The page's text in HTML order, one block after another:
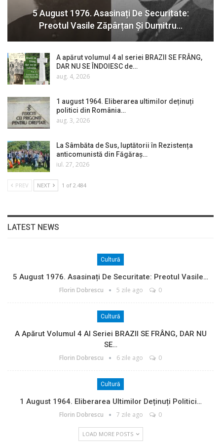
5 August 1976. Asasinați De Securitate:
Preotul Vasile Zăpârțan Și Dumitru…
A apărut volumul 4 al seriei BRAZII SE FRÂNG,
DAR NU SE ÎNDOIESC de…
aug. 4, 2026
1 august 1964. Eliberarea ultimilor deținuți
politici din România…
aug. 3, 2026
La Sâmbăta de Sus, luptătorii în Rezistența
anticomunistă din Făgăraș…
iul. 27, 2026
PREV NEXT 1 of 2.484
LATEST NEWS
Cultură
5 August 1976. Asasinați De Securitate: Preotul Vasile…
Florin Dobrescu 5 zile ago 0
Cultură
A Apărut Volumul 4 Al Seriei BRAZII SE FRÂNG, DAR NU
SE…
Florin Dobrescu 6 zile ago 0
Cultură
1 August 1964. Eliberarea Ultimilor Deținuți Politici…
Florin Dobrescu 7 zile ago 0
LOAD MORE POSTS